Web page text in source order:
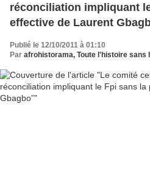
réconciliation impliquant
effective de Laurent
Publié le 12/10/2011 à 01:10
Par afrohistorama, Toute l'histoire sans